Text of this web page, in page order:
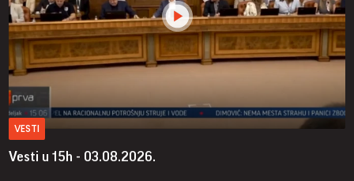
VESTI
Vesti u 15h - 03.08.2026.